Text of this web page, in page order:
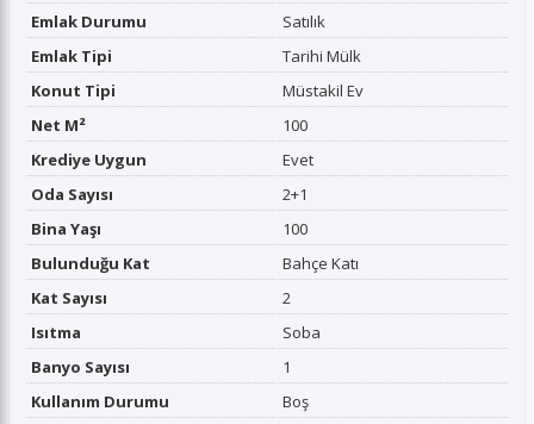
Emlak Durumu
Satılık
Emlak Tipi
Tarihi Mülk
Konut Tipi
Müstakil Ev
Net M²
100
Krediye Uygun
Evet
Oda Sayısı
2+1
Bina Yaşı
100
Bulunduğu Kat
Bahçe Katı
Kat Sayısı
2
Isıtma
Soba
Banyo Sayısı
1
Kullanım Durumu
Boş